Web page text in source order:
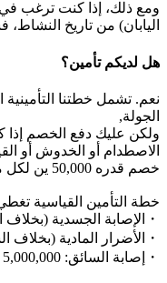
اليابان) من تاريخ
هل لديكم تأمين؟
نعم. تشمل خطتنا
الجولة,
ولكن عليك دفع الخصم
الاصطدام أو الخدوش أو
خصم قدره 50,000 ين لكل مركبة مباشرة بعد الجولة.
خطة التأمين القياسية
・الإصابة الجسدية (بخلاف السائق):
・الأضرار المادية (بخلاف السائق):
・إصابة السائق: 5,000,000 ين